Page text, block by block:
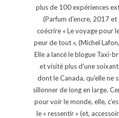
plus de 100 expériences
(Parfum d'encre, 2017
coécrire « Le voyage pour
peur de tout », (Michel
Elle a lancé le blogue Taxi-
et visité plus d'une
dont le Canada, qu'elle ne
sillonner de long en large.
pour voir le monde, elle,
le « ressentir » (et,